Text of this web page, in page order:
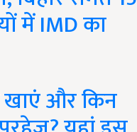
में IMD का
खाएं और किन